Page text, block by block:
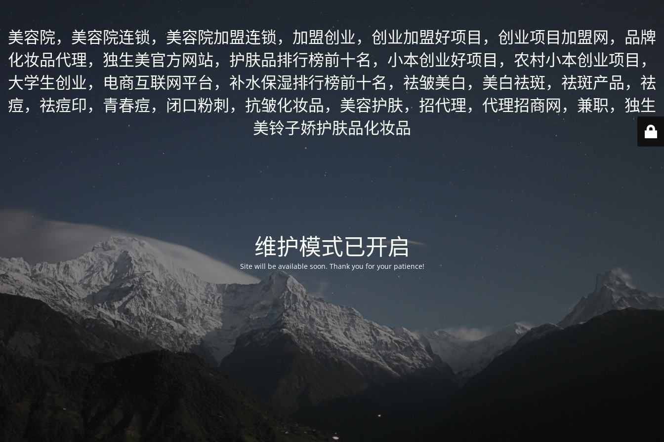
美容院，美容院连锁，美容院加盟连锁，加盟创业，创业加盟好项目，创业项目加盟网，品牌
化妆品代理，独生美官方网站，护肤品排行榜前十名，小本创业好项目，农村小本创业项目，
大学生创业，电商互联网平台，补水保湿排行榜前十名，祛皱美白，美白祛斑，祛斑产品，祛
痘，祛痘印，青春痘，闭口粉刺，抗皱化妆品，美容护肤，招代理，代理招商网，兼职，独生
美铃子娇护肤品化妆品
维护模式已开启
Site will be available soon. Thank you for your patience!